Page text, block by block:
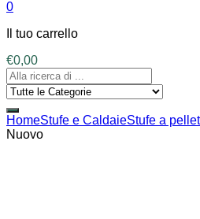
0
Il tuo carrello
€0,00
HomeStufe e CaldaieStufe a
Nuovo